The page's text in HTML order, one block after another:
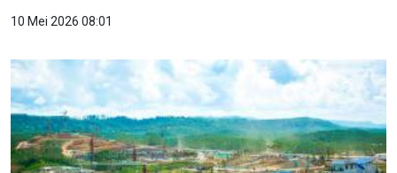
10 Mei 2026 08:01